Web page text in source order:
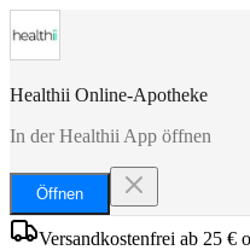
Healthii Online-Apotheke
In der Healthii App öffnen
Öffnen
Versandkostenfrei ab 25 €